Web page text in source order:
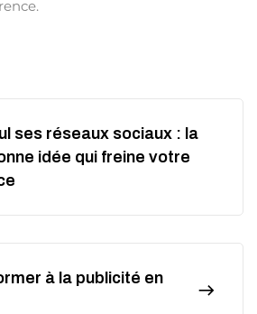
ses réseaux sociaux : la
idée qui freine votre
à la publicité en